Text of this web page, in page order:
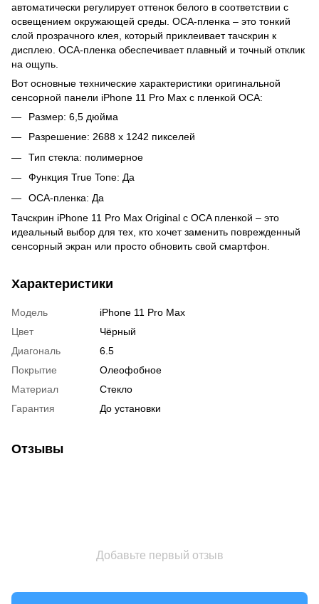
автоматически регулирует оттенок белого в соответствии с
освещением окружающей среды. OCA-пленка – это тонкий
слой прозрачного клея, который приклеивает тачскрин к
дисплею. OCA-пленка обеспечивает плавный и точный отклик
на ощупь.
Вот основные технические характеристики оригинальной
сенсорной панели iPhone 11 Pro Max с пленкой OCA:
Размер: 6,5 дюйма
Разрешение: 2688 x 1242 пикселей
Тип стекла: полимерное
Функция True Tone: Да
OCA-пленка: Да
Тачскрин iPhone 11 Pro Max Original с OCA пленкой – это
идеальный выбор для тех, кто хочет заменить поврежденный
сенсорный экран или просто обновить свой смартфон.
Характеристики
Модель
iPhone 11 Pro Max
Цвет
Чёрный
Диагональ
6.5
Покрытие
Олеофобное
Материал
Стекло
Гарантия
До установки
Отзывы
Добавьте первый отзыв